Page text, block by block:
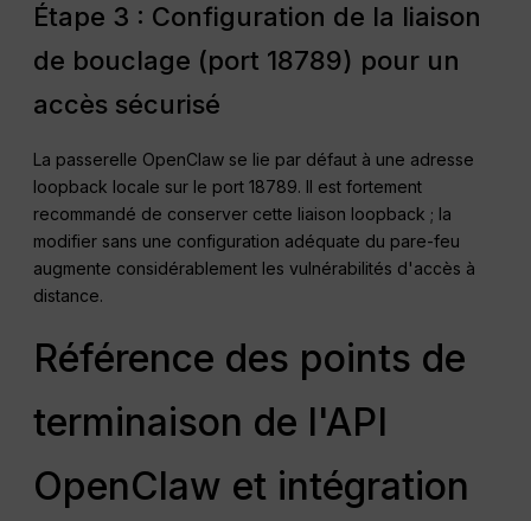
Étape 3 : Configuration de la liaison
de bouclage (port 18789) pour un
accès sécurisé
La passerelle OpenClaw se lie par défaut à une adresse
loopback locale sur le port 18789. Il est fortement
recommandé de conserver cette liaison loopback ; la
modifier sans une configuration adéquate du pare-feu
augmente considérablement les vulnérabilités d'accès à
distance.
Référence des points de
terminaison de l'API
OpenClaw et intégration